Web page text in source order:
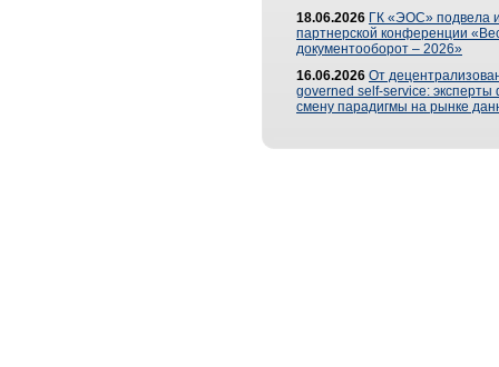
18.06.2026 ГК «ЭОС» подвела
партнерской конференции
документооборот – 2026»
16.06.2026 От
governed self-service: эксперты
смену парадигмы на рынке